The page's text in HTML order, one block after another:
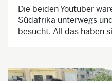
Die beiden Youtuber
Südafrika unterwegs
besucht. All das haben